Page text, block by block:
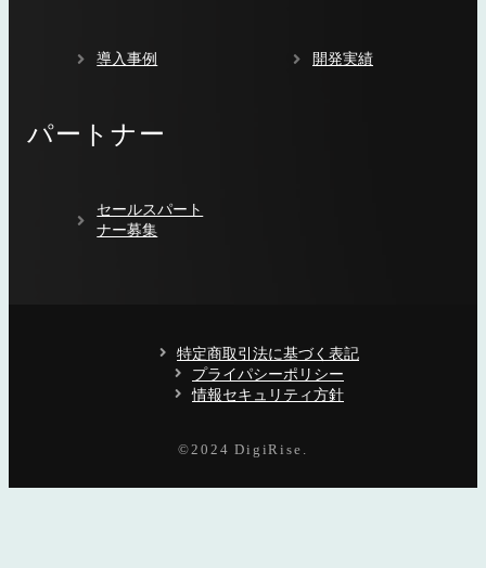
導入事例 開発実績
パートナー
セールスパート
ナー募集
©️2024 DigiRise.
特定商取引法に基づく表記
プライパシーポリシー
情報セキュリティ方針